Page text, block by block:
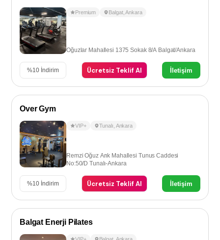
Premium Balgat,Ankara
Oğuzlar Mahallesi 1375 Sokak 8/A Balgat/Ankara
%10 İndirim Ücretsiz Teklif Al İletişim
Over Gym
VIP+ Tunalı Ankara
Remzi Oğuz Arık Mahallesi Tunus Caddesi
No:50/D Tunalı-Ankara
%10 İndirim Ücretsiz Teklif Al İletişim
Balgat Enerji Pilates